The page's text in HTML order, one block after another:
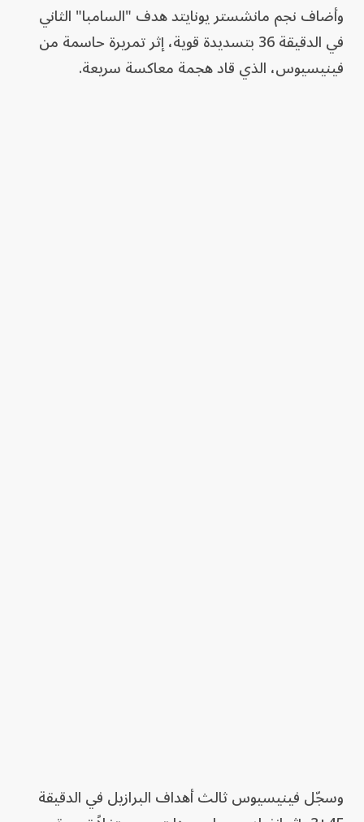
وأضاف نجم مانشستر يونايتد هدف "السامبا" الثاني
في الدقيقة 36 بتسديدة قوية، إثر تمريرة حاسمة من
فينيسيوس، الذي قاد هجمة معاكسة سريعة.
وسجّل فينيسيوس ثالث أهداف البرازيل في الدقيقة